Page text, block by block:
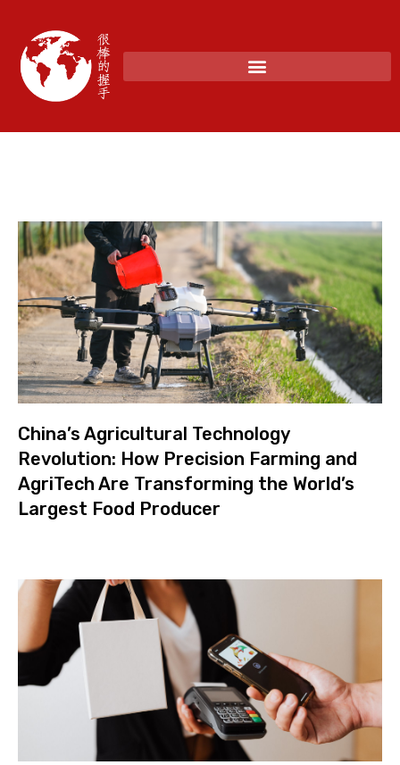
China’s Agricultural Technology
Revolution: How Precision Farming and
AgriTech Are Transforming the World’s
Largest Food Producer